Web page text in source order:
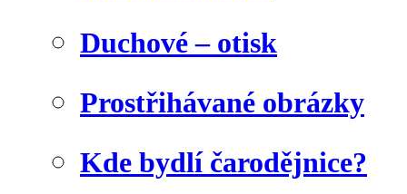
Duchové – otisk
Prostřihávané obrázky
Kde bydlí čarodějnice?